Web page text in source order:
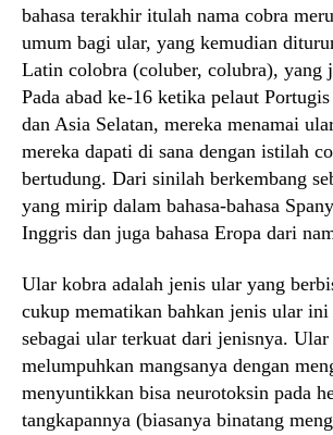
bahasa terakhir itulah nama cobra
umum bagi ular, yang kemudian
Latin colobra (coluber, colubra), yang
Pada abad ke-16 ketika pelaut
dan Asia Selatan, mereka menamai
mereka dapati di sana dengan istilah
bertudung. Dari sinilah berkembang
yang mirip dalam bahasa-bahasa
Inggris dan juga bahasa Eropa dari
Ular kobra adalah jenis ular yang
cukup mematikan bahkan jenis ular
sebagai ular terkuat dari jenisnya. Ular
melumpuhkan mangsanya dengan
menyuntikkan bisa neurotoksin pada
tangkapannya (biasanya binatang